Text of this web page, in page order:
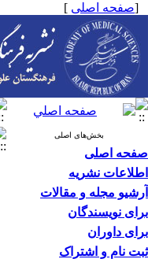
[صفحه اصلی ]
بخش‌های اصلی
صفحه اصلی
اطلاعات نشریه
آرشیو مجله و مقالات
برای نویسندگان
برای داوران
ثبت نام و اشتراک